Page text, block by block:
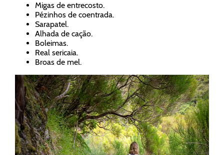
Migas de entrecosto.
Pézinhos de coentrada.
Sarapatel.
Alhada de cação.
Boleimas.
Real sericaia.
Broas de mel.